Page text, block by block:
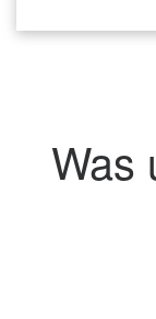
Was